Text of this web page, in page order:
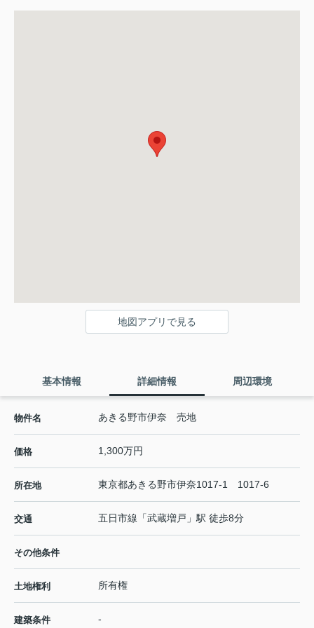
地図アプリで見る
基本情報 詳細情報 周辺環境
物件名 あきる野市伊奈 売地
価格 1,300万円
所在地 東京都あきる野市伊奈1017-1 1017-6
交通 五日市線 「武蔵増戸 」駅 徒歩8分
その他条件
土地権利 所有権
建築条件 -